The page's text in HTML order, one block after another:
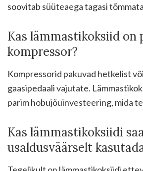
soovitab süüteaega tagasi
Kas lämmastikoksiid on
kompressor?
Kompressorid pakuvad hetkelist
gaasipedaali vajutate.
parim hobujõuinvesteering, mida
Kas lämmastikoksiidi
usaldusväärselt